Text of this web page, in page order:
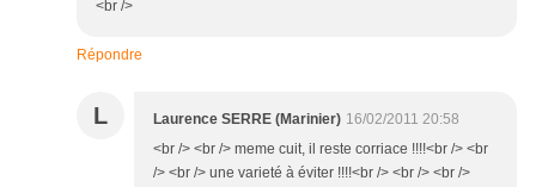
<br />
Répondre
L Laurence SERRE (Marinier) 16/02/2011 20:58
<br /> <br /> meme cuit, il reste corriace !!!!<br /> <br
/> <br /> une varieté à éviter !!!!<br /> <br /> <br />